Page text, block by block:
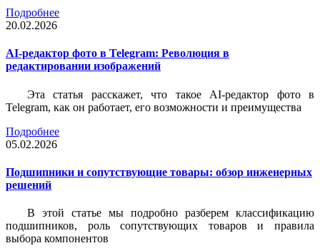
Подробнее
20.02.2026
AI-редактор фото в Telegram: Революция в
редактировании изображений
Эта статья расскажет, что такое AI-редактор фото в
Telegram, как он работает, его возможности и преимущества
Подробнее
05.02.2026
Подшипники и сопутствующие товары: обзор инженерных
решений
В этой статье мы подробно разберем классификацию
подшипников, роль сопутствующих товаров и правила
выбора компонентов